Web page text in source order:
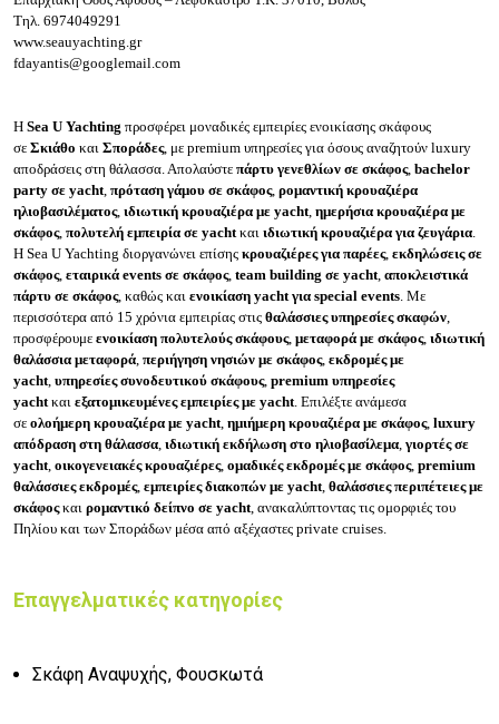
Τηλ. 6974049291
www.seauyachting.gr
fdayantis@googlemail.com
Η Sea U Yachting προσφέρει μοναδικές εμπειρίες ενοικίασης σκάφους
σε Σκιάθο και Σποράδες, με premium υπηρεσίες για όσους αναζητούν luxury
αποδράσεις στη θάλασσα. Απολαύστε πάρτυ γενεθλίων σε σκάφος, bachelor
party σε yacht πρόταση γάμου σε σκάφος, ρομαντική κρουαζιέρα
ηλιοβασιλέματος, ιδιωτική κρουαζιέρα με yacht ημερήσια κρουαζιέρα με
σκάφος, πολυτελή εμπειρία σε yacht και ιδιωτική κρουαζιέρα για ζευγάρια
Η Sea U Yachting διοργανώνει επίσης κρουαζιέρες για παρέες, εκδηλώσεις σε
σκάφος, εταιρικά events σε σκάφος, team building σε yacht αποκλειστικά
πάρτυ σε σκάφος, καθώς και ενοικίαση yacht για special events . Με
περισσότερα από 15 χρόνια εμπειρίας στις θαλάσσιες υπηρεσίες σκαφών
προσφέρουμε ενοικίαση πολυτελούς σκάφους, μεταφορά με σκάφος, ιδιωτική
θαλάσσια μεταφορά περιήγηση νησιών με σκάφος, εκδρομές με
yacht υπηρεσίες συνοδευτικού σκάφους, premium υπηρεσίες
yacht και εξατομικευμένες εμπειρίες με yacht . Επιλέξτε ανάμεσα
σε ολοήμερη κρουαζιέρα με yacht ημιήμερη κρουαζιέρα με σκάφος, luxury
απόδραση στη θάλασσα ιδιωτική εκδήλωση στο ηλιοβασίλεμα γιορτές σε
yacht οικογενειακές κρουαζιέρες, ομαδικές εκδρομές με σκάφος, premium
θαλάσσιες εκδρομές, εμπειρίες διακοπών με yacht θαλάσσιες περιπέτειες με
σκάφοςκαι ρομαντικό δείπνο σε yacht , ανακαλύπτοντας τις ομορφιές του
Πηλίου και των Σποράδων μέσα από αξέχαστες private cruises.
Επαγγελματικές κατηγορίες
Σκάφη Αναψυχής, Φουσκωτά